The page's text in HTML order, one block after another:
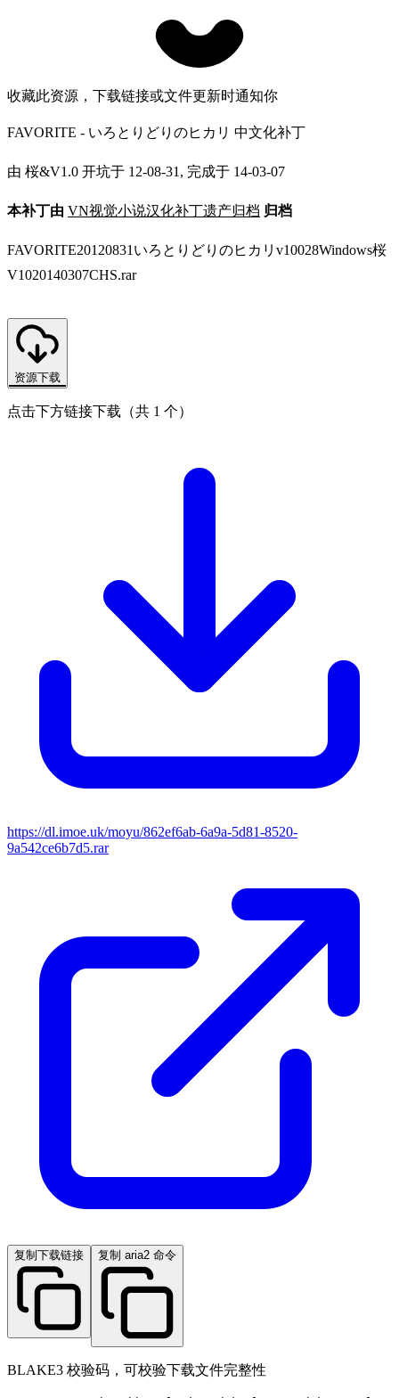
收藏此资源，下载链接或文件更新时通知你
FAVORITE - いろとりどりのヒカリ 中文化补丁
由 桜&V1.0 开坑于 12-08-31, 完成于 14-03-07
本补丁由 VN视觉小说汉化补丁遗产归档 归档
FAVORITE20120831いろとりどりのヒカリv10028Windows桜
V1020140307CHS.rar
资源下载
点击下方链接下载（共 1 个）
https://dl.imoe.uk/moyu/862ef6ab-6a9a-5d81-8520-
9a542ce6b7d5.rar
复制下载链接 复制 aria2 命令
BLAKE3 校验码，可校验下载文件完整性